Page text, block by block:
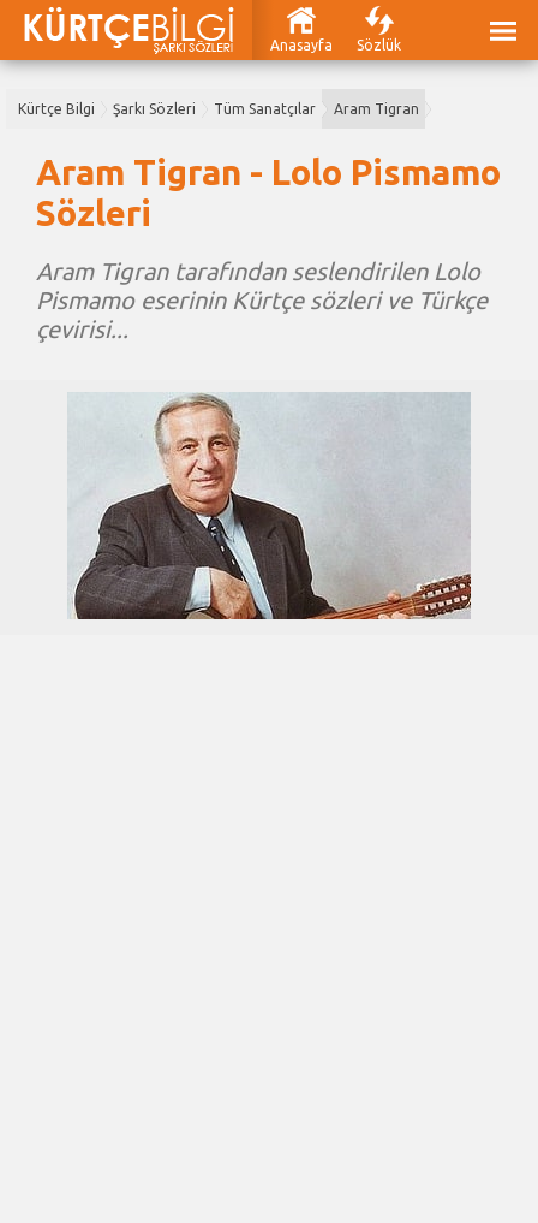
Anasayfa Sözlük
Kürtçe Bilgi Şarkı Sözleri Tüm Sanatçılar Aram Tigran
Aram Tigran - Lolo Pismamo
Sözleri
Aram Tigran tarafından seslendirilen Lolo
Pismamo eserinin Kürtçe sözleri ve Türkçe
çevirisi...